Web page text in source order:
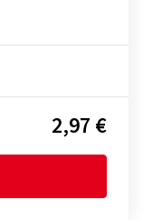
2,97 €